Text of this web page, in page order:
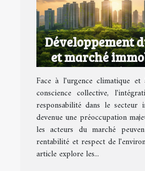
Développement
et marché
comment
responsabilité
Face à l'urgence climatique
conscience collective,
responsabilité dans le secteur
devenue une préoccupation
les acteurs du marché
rentabilité et respect de
article explore les...